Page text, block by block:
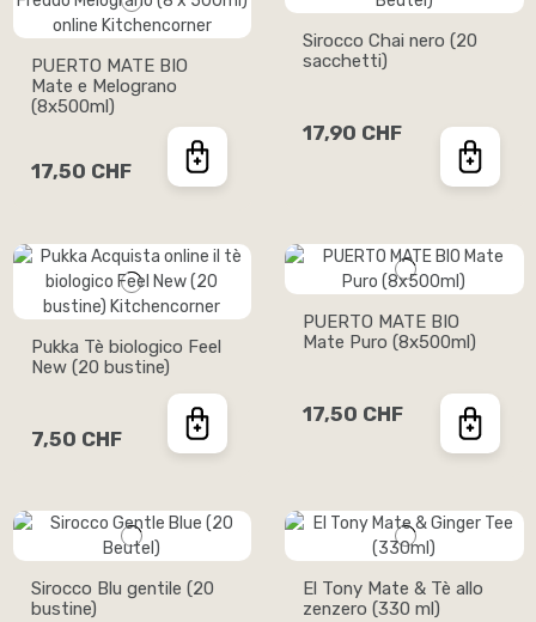
PUERTO MATE BIO
Mate e Melograno
(8x500ml)
17,50 CHF
Sirocco Chai nero (20
sacchetti)
17,90 CHF
Pukka Tè biologico Feel
New (20 bustine)
7,50 CHF
PUERTO MATE BIO
Mate Puro (8x500ml)
17,50 CHF
Sirocco Blu gentile (20
bustine)
El Tony Mate & Tè allo
zenzero (330 ml)